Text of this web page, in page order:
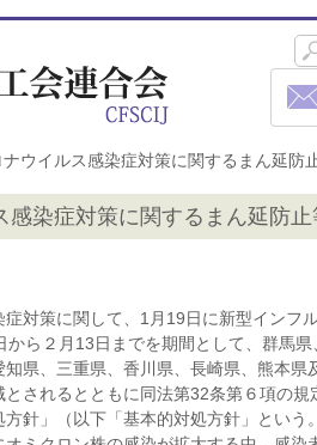
ナウイルス感染症対策に関するまん延防
感染症対策に関するまん延防
対策に関して、1月19日に新型インフ
から２月13日までを期間として、群馬
知県、三重県、香川県、長崎県、熊本
されるとともに同法第32条第６項の
針」（以下「基本的対処方針」という